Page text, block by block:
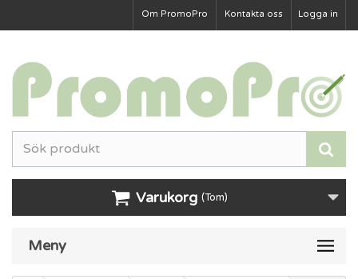
Logga in
Kontakta oss
Om PromoPro
Varukorg (Tom)
Meny